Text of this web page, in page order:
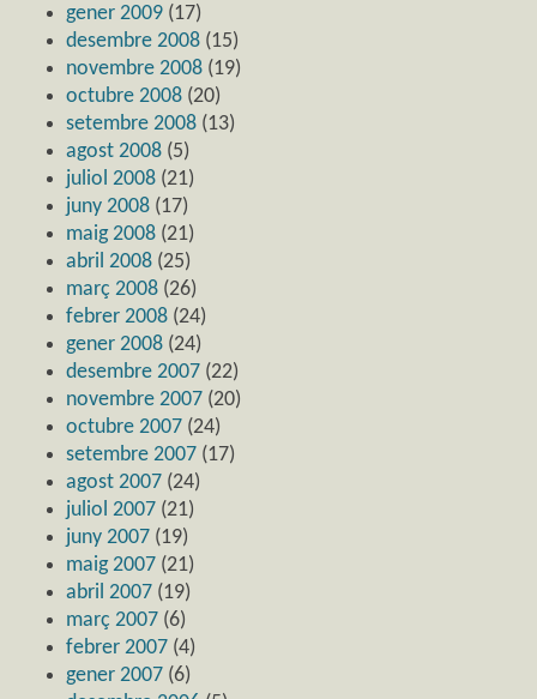
gener 2009 (17)
desembre 2008 (15)
novembre 2008 (19)
octubre 2008 (20)
setembre 2008 (13)
agost 2008 (5)
juliol 2008 (21)
juny 2008 (17)
maig 2008 (21)
abril 2008 (25)
març 2008 (26)
febrer 2008 (24)
gener 2008 (24)
desembre 2007 (22)
novembre 2007 (20)
octubre 2007 (24)
setembre 2007 (17)
agost 2007 (24)
juliol 2007 (21)
juny 2007 (19)
maig 2007 (21)
abril 2007 (19)
març 2007 (6)
febrer 2007 (4)
gener 2007 (6)